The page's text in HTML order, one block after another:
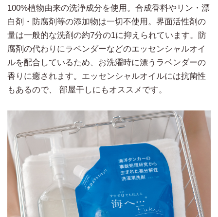
100%植物由来の洗浄成分を使用。合成香料やリン・漂
白剤・防腐剤等の添加物は一切不使用。界面活性剤の
量は一般的な洗剤の約7分の1に抑えられています。防
腐剤の代わりにラベンダーなどのエッセンシャルオイ
ルを配合しているため、お洗濯時に漂うラベンダーの
香りに癒されます。エッセンシャルオイルには抗菌性
もあるので、 部屋干しにもオススメです。